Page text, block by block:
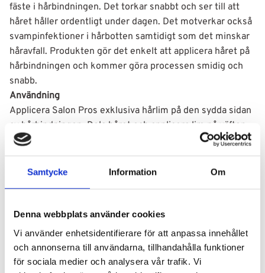
Samtycke Information Om
Denna webbplats använder cookies
Vi använder enhetsidentifierare för att anpassa innehållet
och annonserna till användarna, tillhandahålla funktioner
för sociala medier och analysera vår trafik. Vi
fäste i hårbindningen. Det torkar snabbt och ser till att
håret håller ordentligt under dagen. Det motverkar också
svampinfektioner i hårbotten samtidigt som det minskar
håravfall. Produkten gör det enkelt att applicera håret på
hårbindningen och kommer göra processen smidig och
snabb.
Användning
Applicera Salon Pros exklusiva hårlim på den sydda sidan
av hårbindningen. Dela håret och applicera lim på väften
för att matcha delen av håret du vill sätta fast. Applicera
inte detta i hårbotten.
Ingredienser
Rubber Latex, Water (Aqua), Ammonia, Fragrance
Ammonium Hydroxide, Tris(N-hydroxyethyl),
Hexahydrotriazine, Amyl Cinnamal, Benzyl Alcohol, Benzyl
Salicytate, Hydroxycitronellal, MAY CONTAIN CI 77266.